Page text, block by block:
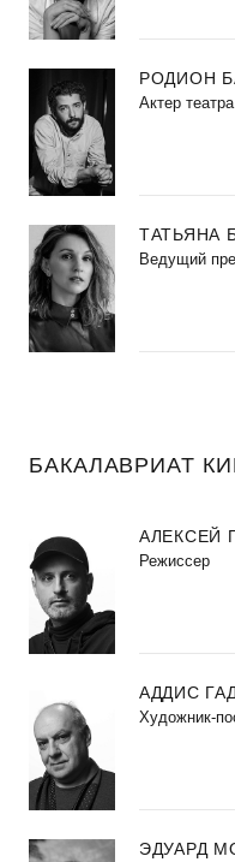
РОДИОН
Актер
ТАТЬЯНА
Ведущий
БАКАЛАВРИАТ
АЛЕКСЕЙ
Режиссер
АДДИС
Художник-
ЭДУАРД